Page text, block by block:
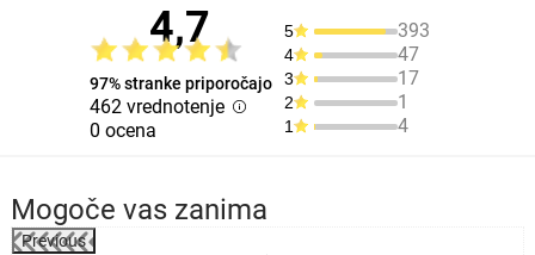
4,7
97% stranke priporočajo
462 vrednotenje
0 ocena
5 393
4 47
3 17
2 1
1 4
Mogoče vas zanima
Previous